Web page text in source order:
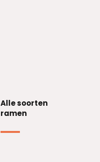
Alle soorten
ramen